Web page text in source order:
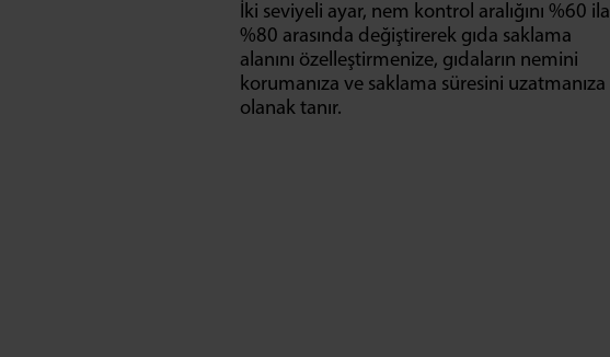
İki seviyeli ayar, nem kontrol aralığını %60 ila
%80 arasında değiştirerek gıda saklama
alanını özelleştirmenize, gıdaların nemini
korumanıza ve saklama süresini uzatmanıza
olanak tanır.